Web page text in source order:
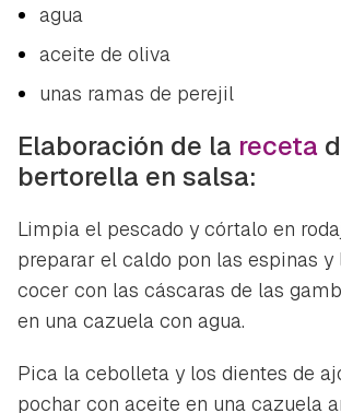
Para poder guardar como favorito,
iniciar sesión con tu cuenta de
INICIAR SESIÓN
agua
aceite de oliva
unas ramas de perejil
Elaboración de la receta
bertorella en salsa:
Limpia el pescado y córtalo en
preparar el caldo pon las espinas y
cocer con las cáscaras de las
en una cazuela con agua.
Pica la cebolleta y los dientes de
pochar con aceite en una cazuela
Contenido enviado
Gracias por suscribirte a
ACEPTAR